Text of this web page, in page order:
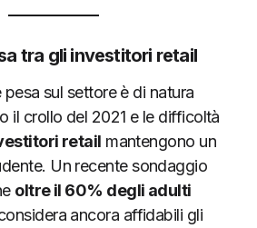
tra gli investitori retail
sul settore è di natura
il crollo del 2021 e le difficoltà
retail mantengono un
Un recente sondaggio
oltre il 60% degli adulti
ancora affidabili gli